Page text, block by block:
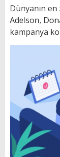
Dünyanın
Adelson,
kampanya